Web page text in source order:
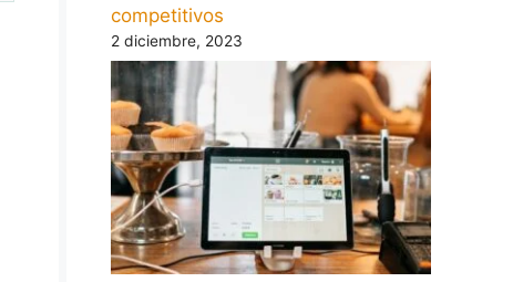
competitivos
2 diciembre, 2023